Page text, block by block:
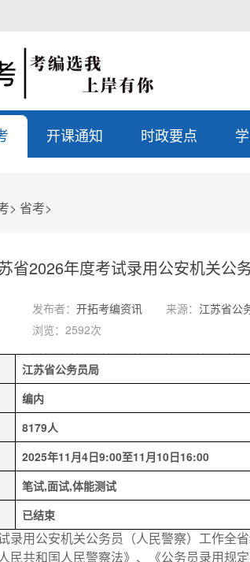
开课通知 时政要点
> 省考>
省2026年度考试录用公安机关公
发布者： 开拓考编资讯 来源： 江苏省公
浏览：2592次
江苏省公务员局
编内
8179人
2025年11月4日9:00至11月10日16:00
笔试,面试,体能测试
已结束
录用公安机关公务员（人民警察）工作全
民共和国人民警察法》、《公务员录用规